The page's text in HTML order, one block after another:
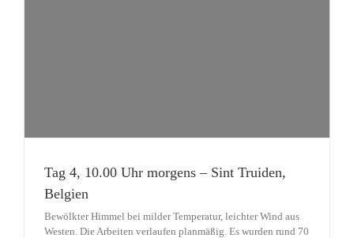
Tag 4, 10.00 Uhr morgens – Sint Truiden,
Belgien
Bewölkter Himmel bei milder Temperatur, leichter Wind aus
Westen. Die Arbeiten verlaufen planmäßig. Es wurden rund 70